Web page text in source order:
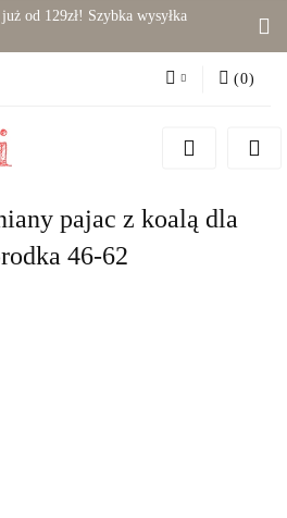
od 129zł! Szybka wysyłka
Zaloguj się
Zgody cookies
(0)
pajac z koalą dla
46-62